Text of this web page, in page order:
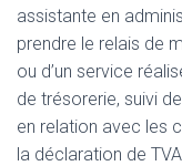
assistante en
prendre le relais de
ou d’un service
de trésorerie, suivi
en relation avec les
la déclaration de